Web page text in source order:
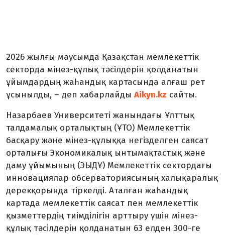
2026 жылғы маусымда Қазақстан мемлекеттік
секторда мінез-құлық тәсілдерін қолданатын
ұйымдардың жаһандық картасында алғаш рет
ұсынылды, – деп хабарлайды Aikyn.kz сайты.
Назарбаев Университеті жанындағы Ұлттық
талдамалық орталықтың (ҰТО) Мемлекеттік
басқару және мінез-құлыққа негізделген саясат
орталығы Экономикалық ынтымақтастық және
даму ұйымының (ЭЫДҰ) Мемлекеттік сектордағы
инновациялар обсерваториясының халықаралық
дерекқорында тіркелді. Аталған жаһандық
картада мемлекеттік саясат пен мемлекеттік
қызметтердің тиімділігін арттыру үшін мінез-
құлық тәсілдерін қолданатын 63 елден 300-ге